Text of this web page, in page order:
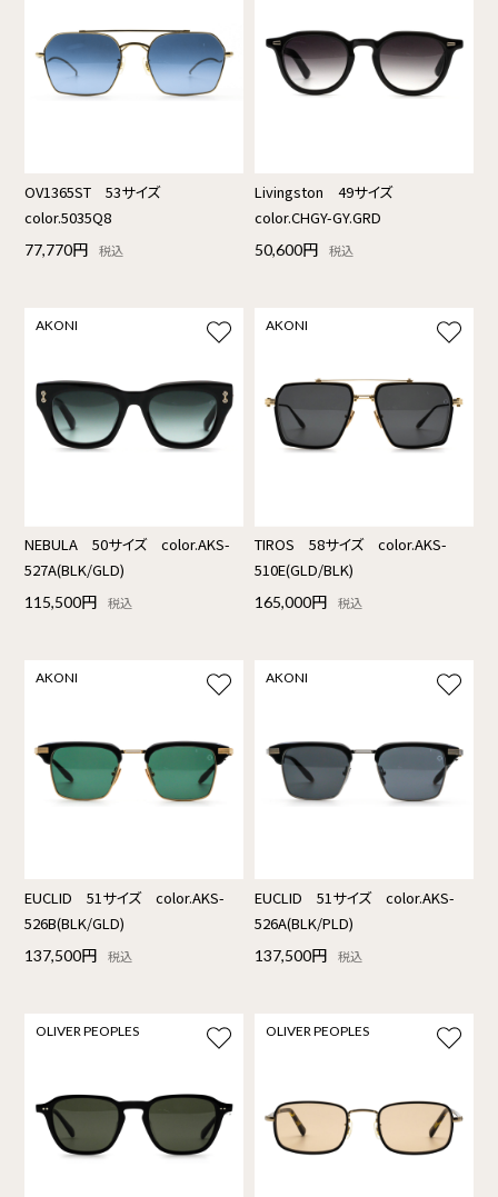
OV1365ST 53サイズ
color.5035Q8
77,770円 税込
Livingston 49サイズ
color.CHGY-GY.GRD
50,600円 税込
AKONI
NEBULA 50サイズ color.AKS-
527A(BLK/GLD)
115,500円 税込
AKONI
TIROS 58サイズ color.AKS-
510E(GLD/BLK)
165,000円 税込
AKONI
EUCLID 51サイズ color.AKS-
526B(BLK/GLD)
137,500円 税込
AKONI
EUCLID 51サイズ color.AKS-
526A(BLK/PLD)
137,500円 税込
OLIVER PEOPLES OLIVER PEOPLES